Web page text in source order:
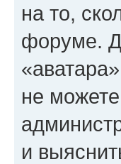
на то,
форуме.
не
и